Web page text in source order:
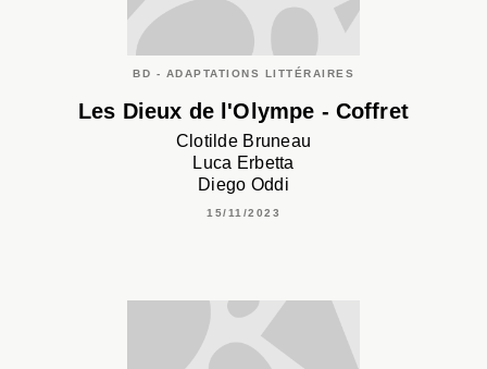
BD - ADAPTATIONS LITTÉRAIRES
Les Dieux de l'Olympe - Coffret
Clotilde Bruneau
Luca Erbetta
Diego Oddi
15/11/2023